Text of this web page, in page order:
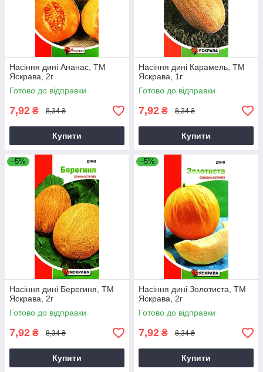
Насіння дині Ананас, ТМ
Яскрава, 2г
Готово до відправки
7,92 ₴ 8,34 ₴
Купити
Насіння дині Карамель, ТМ
Яскрава, 1г
Готово до відправки
7,92 ₴ 8,34 ₴
Купити
–5%
Насіння дині Берегиня, ТМ
Яскрава, 2г
Готово до відправки
7,92 ₴ 8,34 ₴
Купити
–5%
Насіння дині Золотиста, ТМ
Яскрава, 2г
Готово до відправки
7,92 ₴ 8,34 ₴
Купити